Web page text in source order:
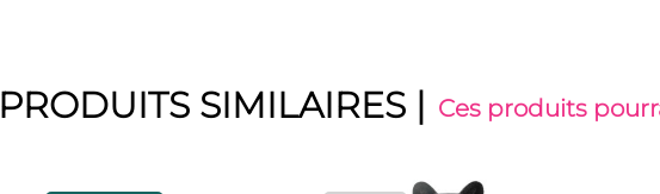
PRODUITS SIMILAIRES | Ces produits